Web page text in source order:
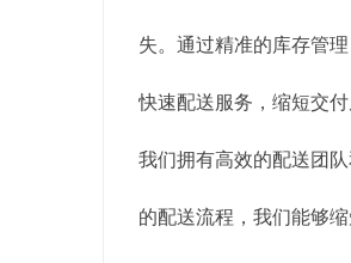
失。通过精准的库存管
快速配送服务，缩短交
我们拥有高效的配送团
的配送流程，我们能够